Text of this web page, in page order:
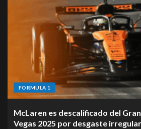
FORMULA 1
McLaren es descalificado del
Vegas 2025 por desgaste